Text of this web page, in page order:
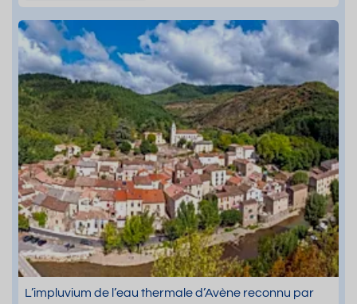
L’impluvium de l’eau thermale d’Avène reconnu par